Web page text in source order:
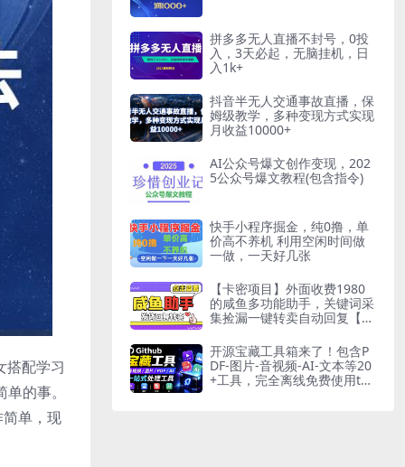
搭配学习
的事。
单，现
拼多多无人直播不封号，0投
入，3天必起，无脑挂机，日
入1k+
抖音半无人交通事故直播，保
姆级教学，多种变现方式实现
月收益10000+
AI公众号爆文创作变现，202
5公众号爆文教程(包含指令)
快手小程序掘金，纯0撸，单
价高不养机 利用空闲时间做
一做，一天好几张
【卡密项目】外面收费1980
的咸鱼多功能助手，关键词采
集捡漏一键转卖自动回复【咸
开源宝藏工具箱来了！包含P
DF-图片-音视频-AI-文本等20
+工具，完全离线免费使用too